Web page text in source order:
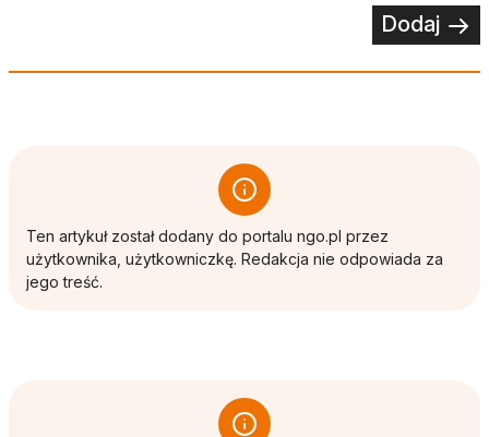
Dodaj
Ten artykuł został dodany do portalu ngo.pl przez
użytkownika, użytkowniczkę. Redakcja nie odpowiada za
jego treść.